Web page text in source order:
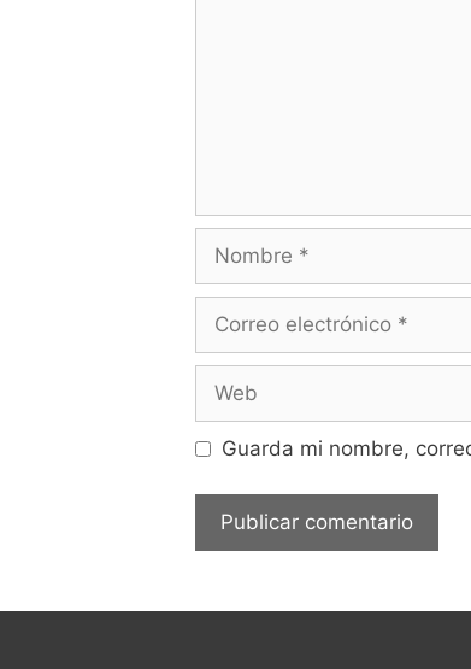
Guarda mi nombre,